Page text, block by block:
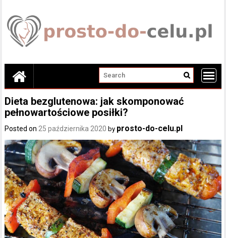
content
Dieta bezglutenowa: jak skomponować
pełnowartościowe posiłki?
Posted on25 października 2020 by prosto-do-celu.pl